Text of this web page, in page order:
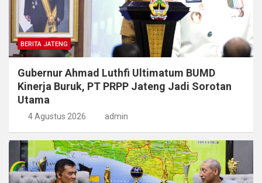
BERITA JATENG
Gubernur Ahmad Luthfi Ultimatum BUMD
Kinerja Buruk, PT PRPP Jateng Jadi Sorotan
Utama
4 Agustus 2026 admin